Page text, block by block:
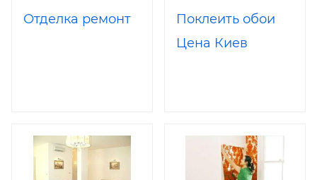
Отделка ремонт
Поклеить обои
Цена Киев